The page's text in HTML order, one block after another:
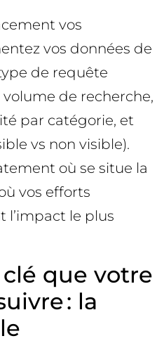
vos
vos données de
de requête
de recherche,
par catégorie, et
vs non visible).
où se situe la
vos efforts
l’impact le plus
que votre
: la